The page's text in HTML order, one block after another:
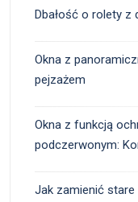
Dbałość o rolety z
Okna z
pejzażem
Okna z funkcją
podczerwonym:
Jak zamienić